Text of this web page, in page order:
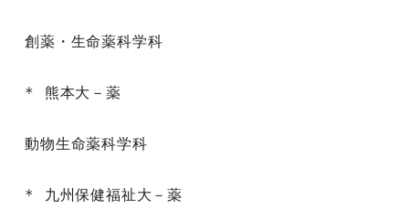
創薬・生命薬科学科
* 熊本大－薬
動物生命薬科学科
* 九州保健福祉大－薬